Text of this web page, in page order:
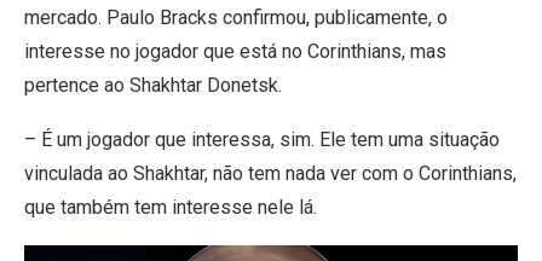
mercado. Paulo Bracks confirmou, publicamente, o
interesse no jogador que está no Corinthians, mas
pertence ao Shakhtar Donetsk.
– É um jogador que interessa, sim. Ele tem uma situação
vinculada ao Shakhtar, não tem nada ver com o Corinthians,
que também tem interesse nele lá.